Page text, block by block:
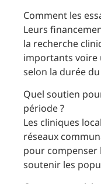
Comment les
Leurs
la recherche
importants
selon la durée
Quel soutien
période ?
Les cliniques
réseaux
pour compenser
soutenir les